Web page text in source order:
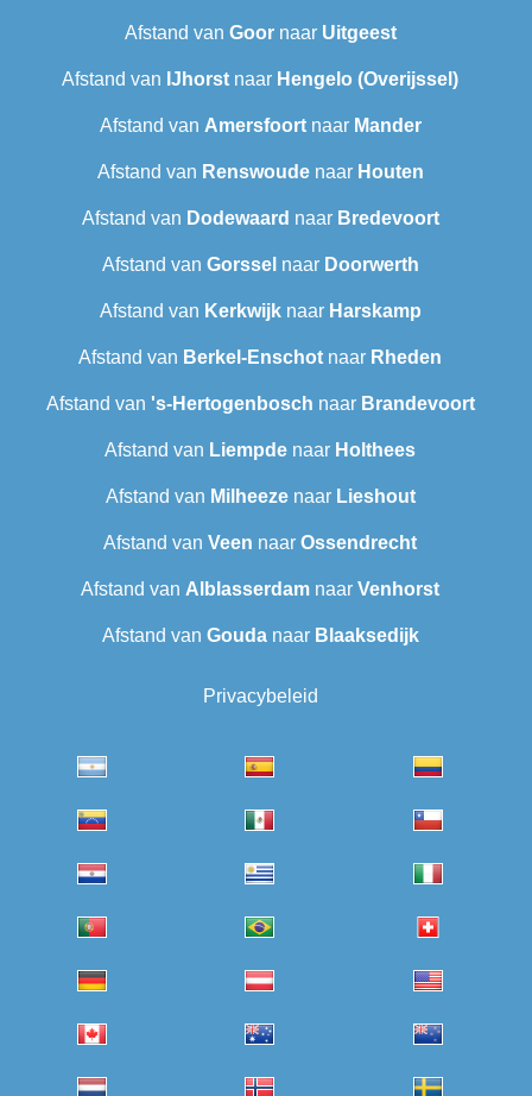
Afstand van Goornaar Uitgeest
Afstand van IJhorst naar Hengelo (Overijssel)
Afstand van Amersfoortnaar Mander
Afstand van Renswoudenaar Houten
Afstand van Dodewaard naar Bredevoort
Afstand van Gorssel naar Doorwerth
Afstand van Kerkwijknaar Harskamp
Afstand van Berkel-Enschot naar Rheden
Afstand van 's-Hertogenbosch naar Brandevoort
Afstand van Liempde naar Holthees
Afstand van Milheezenaar Lieshout
Afstand van Veen naar Ossendrecht
Afstand van Alblasserdam naar Venhorst
Afstand van Goudanaar Blaaksedijk
Privacybeleid